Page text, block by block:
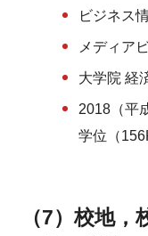
ビジネス
メディア
大学院 経
2018（平
学位（
（7）校地